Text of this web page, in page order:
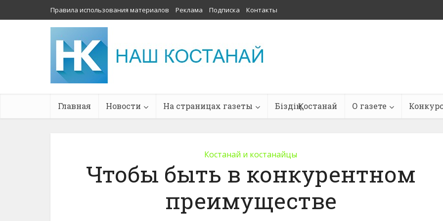
Правила использования материалов Реклама Подписка Контакты
Главная Новости На страницах газеты Біздің Қостанай О газете
Костанай и костанайцы
Чтобы быть в конкурентном
преимуществе